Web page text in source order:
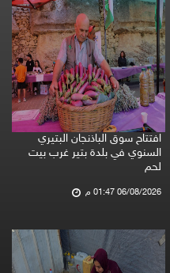
افتتاح سوق الباذنجان البتيري
السنوي في بلدة بتير غرب بيت
لحم
06/08/2026 01:47 م